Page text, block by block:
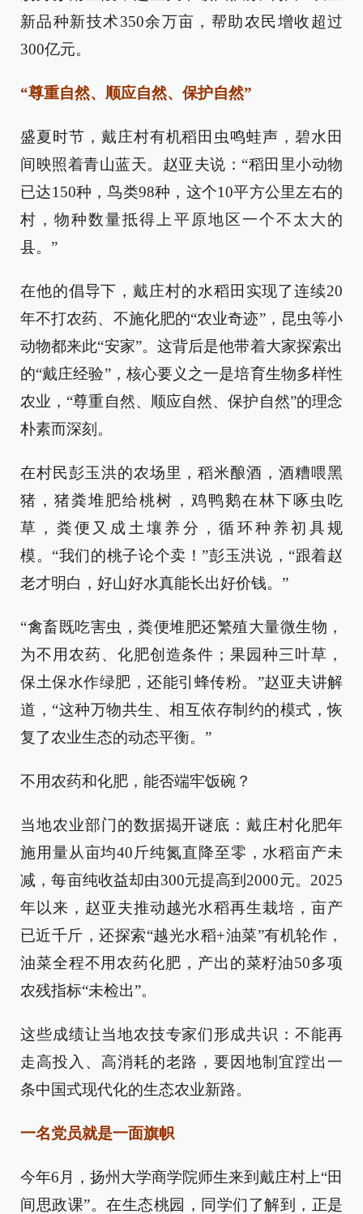
新品种新技术350余万亩，帮助农民增收超过
300亿元。
“尊重自然、顺应自然、保护自然”
盛夏时节，戴庄村有机稻田虫鸣蛙声，碧水田
间映照着青山蓝天。赵亚夫说：“稻田里小动物
已达150种，鸟类98种，这个10平方公里左右的
村，物种数量抵得上平原地区一个不太大的
县。”
在他的倡导下，戴庄村的水稻田实现了连续20
年不打农药、不施化肥的“农业奇迹”，昆虫等小
动物都来此“安家”。这背后是他带着大家探索出
的“戴庄经验”，核心要义之一是培育生物多样性
农业，“尊重自然、顺应自然、保护自然”的理念
朴素而深刻。
在村民彭玉洪的农场里，稻米酿酒，酒糟喂黑
猪，猪粪堆肥给桃树，鸡鸭鹅在林下啄虫吃
草，粪便又成土壤养分，循环种养初具规
模。“我们的桃子论个卖！”彭玉洪说，“跟着赵
老才明白，好山好水真能长出好价钱。”
“禽畜既吃害虫，粪便堆肥还繁殖大量微生物，
为不用农药、化肥创造条件；果园种三叶草，
保土保水作绿肥，还能引蜂传粉。”赵亚夫讲解
道，“这种万物共生、相互依存制约的模式，恢
复了农业生态的动态平衡。”
不用农药和化肥，能否端牢饭碗？
当地农业部门的数据揭开谜底：戴庄村化肥年
施用量从亩均40斤纯氮直降至零，水稻亩产未
减，每亩纯收益却由300元提高到2000元。2025
年以来，赵亚夫推动越光水稻再生栽培，亩产
已近千斤，还探索“越光水稻+油菜”有机轮作，
油菜全程不用农药化肥，产出的菜籽油50多项
农残指标“未检出”。
这些成绩让当地农技专家们形成共识：不能再
走高投入、高消耗的老路，要因地制宜蹚出一
条中国式现代化的生态农业新路。
一名党员就是一面旗帜
今年6月，扬州大学商学院师生来到戴庄村上“田
间思政课”。在生态桃园，同学们了解到，正是